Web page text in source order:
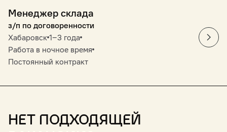
Менеджер склада
з/п по договоренности
Хабаровск 1‒3 года
Работа в ночное время
Постоянный контракт
Нет подходящей